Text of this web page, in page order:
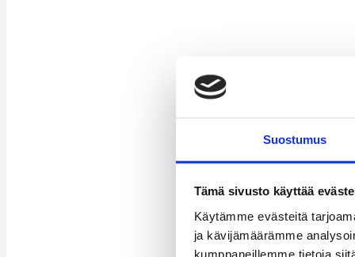
Suostumus
Tämä sivusto käyttää
Käytämme evästeitä
ja kävijämäärämme
kumppaneillemme tietoja